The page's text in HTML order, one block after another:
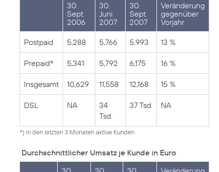
30.
Sept.
2006
30.
Juni
2007
30.
Sept.
2007
Veränderung
gegenüber
Vorjahr
Postpaid 5,288 5,766 5,993 13 %
Prepaid* 5,341 5,792 6,175 16 %
Insgesamt 10,629 11,558 12,168 15 %
DSL NA
34
Tsd.
37 Tsd. NA
*) in den letzten 3 Monaten aktive Kunden
Durchschnittlicher Umsatz je Kunde in Euro